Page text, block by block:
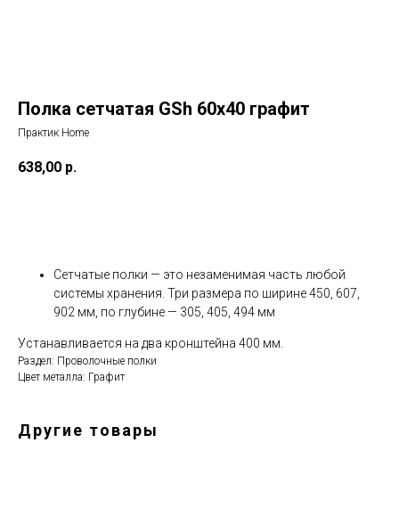
Полка сетчатая GSh 60х40 графит
Практик Home
638,00 р.
Сетчатые полки — это незаменимая часть любой
системы хранения. Три размера по ширине 450, 607,
902 мм, по глубине — 305, 405, 494 мм
Устанавливается на два кронштейна 400 мм.
Раздел: Проволочные полки
Цвет металла: Графит
Другие товары